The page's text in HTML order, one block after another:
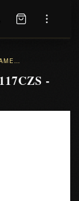
TROPICKÝ PLAMEŇÁK - 792117CZS - PŘÍVĚSKY | PANDORA
-